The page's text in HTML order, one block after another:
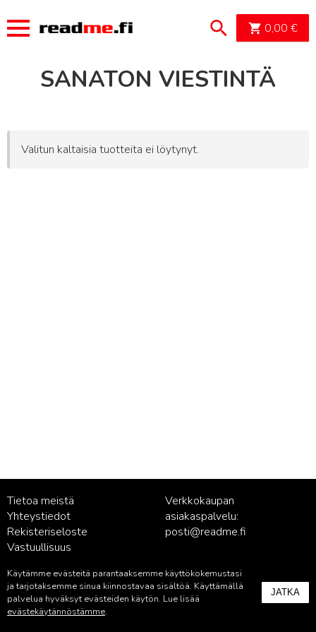
0,00 €
SANATON VIESTINTÄ
Valitun kaltaisia tuotteita ei löytynyt.
Tietoa meistä
Yhteystiedot
Rekisteriseloste
Vastuullisuus
Verkkokaupan
asiakaspalvelu:
posti@readme.fi
Kustantamon asiakaspalvelu:
palvelu@readme.fi
Käytämme evästeitä parantaaksemme käyttökokemustasi
ja tarjotaksemme sinua kiinnostavaa sisältöä. Käyttämällä
palvelua hyväksyt evästeiden käytön. Lue lisää
evästekäytännöstämme.
JATKA